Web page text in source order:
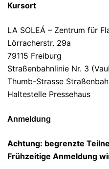
Kursort
LA SOLEÁ – Zentrum für
Lörracherstr. 29a
79115 Freiburg
Straßenbahnlinie Nr. 3
Thumb-Strasse
Haltestelle Pressehaus
Anmeldung
Achtung: begrenzte
Frühzeitige Anmeldung